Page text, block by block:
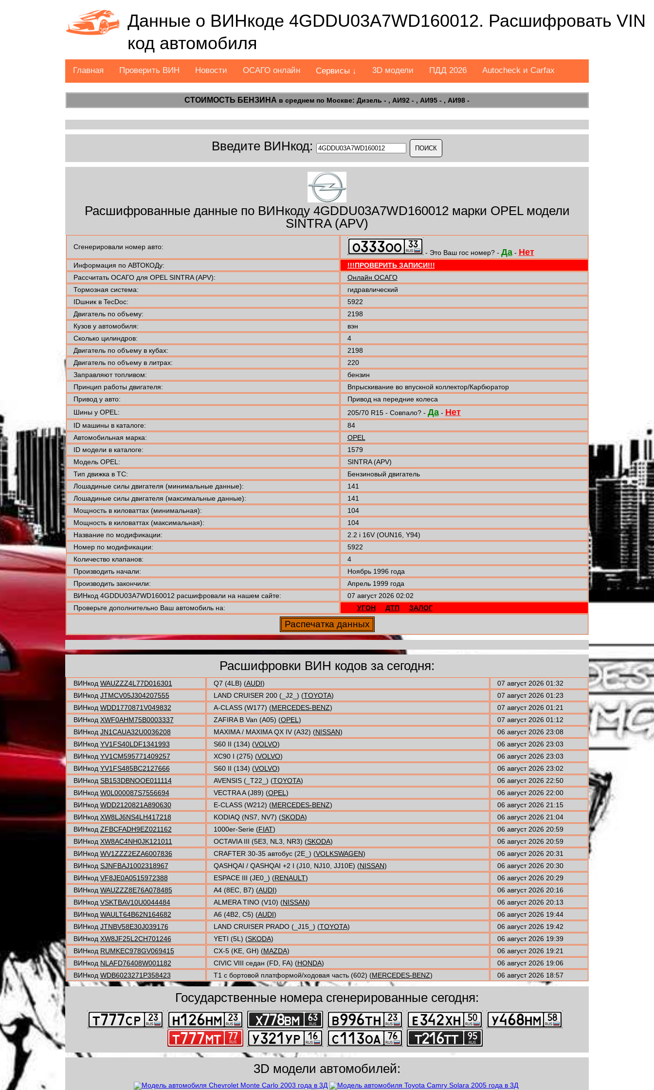
Данные о ВИНкоде 4GDDU03A7WD160012. Расшифровать VIN
код автомобиля
Главная Проверить ВИН Новости ОСАГО онлайн Сервисы ↓ 3D модели ПДД 2026 Autocheck и Carfax
СТОИМОСТЬ БЕНЗИНА в среднем по Москве: Дизель - , АИ92 - , АИ95 - , АИ98 -
Введите ВИНкод:
Расшифрованные данные по ВИНкоду 4GDDU03A7WD160012 марки OPEL модели
SINTRA (APV)
Сгенерировали номер авто:
- Это Ваш гос номер? - Да- Нет
Информация по АВТОКОДу:
!!!ПРОВЕРИТЬ ЗАПИСИ!!!
Рассчитать ОСАГО для OPEL SINTRA (APV):
Онлайн ОСАГО
Тормозная система:
гидравлический
IDшник в TecDoc:
5922
Двигатель по объему:
2198
Кузов у автомобиля:
вэн
Сколько цилиндров:
4
Двигатель по объему в кубах:
2198
Двигатель по объему в литрах:
220
Заправляют топливом:
бензин
Принцип работы двигателя:
Впрыскивание во впускной коллектор/Карбюратор
Привод у авто:
Привод на передние колеса
Шины у OPEL:
205/70 R15 - Совпало? - Да- Нет
ID машины в каталоге:
84
Автомобильная марка:
OPEL
ID модели в каталоге:
1579
Модель OPEL:
SINTRA (APV)
Тип движка в ТС:
Бензиновый двигатель
Лошадиные силы двигателя (минимальные данные):
141
Лошадиные силы двигателя (максимальные данные):
141
Мощность в киловаттах (минимальная):
104
Мощность в киловаттах (максимальная):
104
Название по модификации:
2.2 i 16V (OUN16, Y94)
Номер по модификации:
5922
Количество клапанов:
4
Производить начали:
Ноябрь 1996 года
Производить закончили:
Апрель 1999 года
ВИНкод 4GDDU03A7WD160012 расшифровали на нашем сайте:
07 август 2026 02:02
Проверьте дополнительно Ваш автомобиль на:
УГОН ДТП ЗАЛОГ
Расшифровки ВИН кодов за сегодня:
ВИНкод WAUZZZ4L77D016301 Q7 (4LB) (AUDI)
07 август 2026 01:32
ВИНкод JTMCV05J304207555 LAND CRUISER 200 (_J2_) (TOYOTA)
07 август 2026 01:23
ВИНкод WDD1770871V049832 A-CLASS (W177) (MERCEDES-BENZ)
07 август 2026 01:21
ВИНкод XWF0AHM75B0003337 ZAFIRA B Van (A05) (OPEL )
07 август 2026 01:12
ВИНкод JN1CAUA32U0036208 MAXIMA / MAXIMA QX IV (A32) (NISSAN)
06 август 2026 23:08
ВИНкод YV1FS40LDF1341993 S60 II (134) (VOLVO)
06 август 2026 23:03
ВИНкод YV1CM595771409257 XC90 I (275) (VOLVO)
06 август 2026 23:03
ВИНкод YV1FS485BC2127666 S60 II (134) (VOLVO)
06 август 2026 23:02
ВИНкод SB153DBNOOE011114 AVENSIS (_T22_) (TOYOTA)
06 август 2026 22:50
ВИНкод W0L000087S7556694 VECTRA A (J89) (OPEL )
06 август 2026 22:00
ВИНкод WDD2120821A890630 E-CLASS (W212) (MERCEDES-BENZ)
06 август 2026 21:15
ВИНкод XW8LJ6NS4LH417218 KODIAQ (NS7, NV7) (SKODA)
06 август 2026 21:04
ВИНкод ZFBCFADH9EZ021162 1000er-Serie (FIAT)
06 август 2026 20:59
ВИНкод XW8AC4NH0JK121011 OCTAVIA III (5E3, NL3, NR3) (SKODA)
06 август 2026 20:59
ВИНкод WV1ZZZ2EZA6007836 CRAFTER 30-35 автобус (2E_) (VOLKSWAGEN)
06 август 2026 20:31
ВИНкод SJNFBAJ1002318967 QASHQAI / QASHQAI +2 I (J10, NJ10, JJ10E) (NISSAN)
06 август 2026 20:30
ВИНкод VF8JE0A0515972388 ESPACE III (JE0_) (RENAULT)
06 август 2026 20:29
ВИНкод WAUZZZ8E76A078485 A4 (8EC, B7) (AUDI)
06 август 2026 20:16
ВИНкод VSKTBAV10U0044484 ALMERA TINO (V10) (NISSAN)
06 август 2026 20:13
ВИНкод WAULT64B62N164682 A6 (4B2, C5) (AUDI)
06 август 2026 19:44
ВИНкод JTNBV58E30J039176 LAND CRUISER PRADO (_J15_) (TOYOTA)
06 август 2026 19:42
ВИНкод XW8JF25L2CH701246 YETI (5L) (SKODA)
06 август 2026 19:39
ВИНкод RUMKEC978GV069415 CX-5 (KE, GH) (MAZDA)
06 август 2026 19:21
ВИНкод NLAFD76408W001182 CIVIC VIII седан (FD, FA) (HONDA)
06 август 2026 19:06
ВИНкод WDB6023271P358423 T1 c бортовой платформой/ходовая часть (602) (MERCEDES-BENZ) 06 август 2026 18:57
Государственные номера сгенерированные сегодня:
3D модели автомобилей: